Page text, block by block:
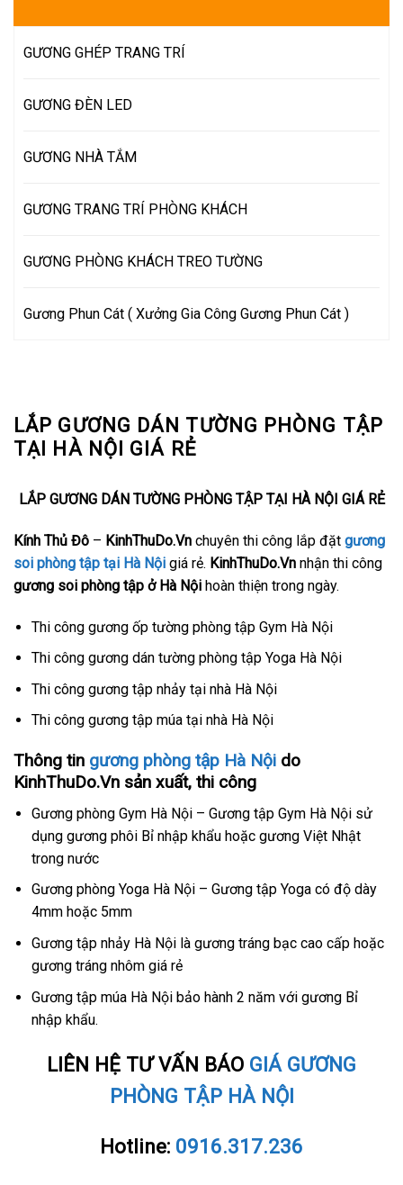
LẮP GƯƠNG DÁN TƯỜNG PHÒNG TẬP
TẠI HÀ NỘI GIÁ RẺ
LẮP GƯƠNG DÁN TƯỜNG PHÒNG TẬP TẠI HÀ NỘI GIÁ RẺ
Kính Thủ Đô – KinhThuDo.Vn chuyên thi công lắp đặt gương
soi phòng tập tại Hà Nội giá rẻ. KinhThuDo.Vn nhận thi công
gương soi phòng tập ở Hà Nội hoàn thiện trong ngày.
Thi công gương ốp tường phòng tập Gym Hà Nội
Thi công gương dán tường phòng tập Yoga Hà Nội
Thi công gương tập nhảy tại nhà Hà Nội
Thi công gương tập múa tại nhà Hà Nội
Thông tin gương phòng tập Hà Nội do
KinhThuDo.Vn sản xuất, thi công
Gương phòng Gym Hà Nội – Gương tập Gym Hà Nội sử
dụng gương phôi Bỉ nhập khẩu hoặc gương Việt Nhật
trong nước
Gương phòng Yoga Hà Nội – Gương tập Yoga có độ dày
4mm hoặc 5mm
Gương tập nhảy Hà Nội là gương tráng bạc cao cấp hoặc
gương tráng nhôm giá rẻ
Gương tập múa Hà Nội bảo hành 2 năm với gương Bỉ
nhập khẩu.
LIÊN HỆ TƯ VẤN BÁO GIÁ GƯƠNG
PHÒNG TẬP HÀ NỘI
Hotline: 0916.317.236
GƯƠNG GHÉP TRANG TRÍ
GƯƠNG ĐÈN LED
GƯƠNG NHÀ TẮM
GƯƠNG TRANG TRÍ PHÒNG KHÁCH
GƯƠNG PHÒNG KHÁCH TREO TƯỜNG
Gương Phun Cát ( Xưởng Gia Công Gương Phun Cát )